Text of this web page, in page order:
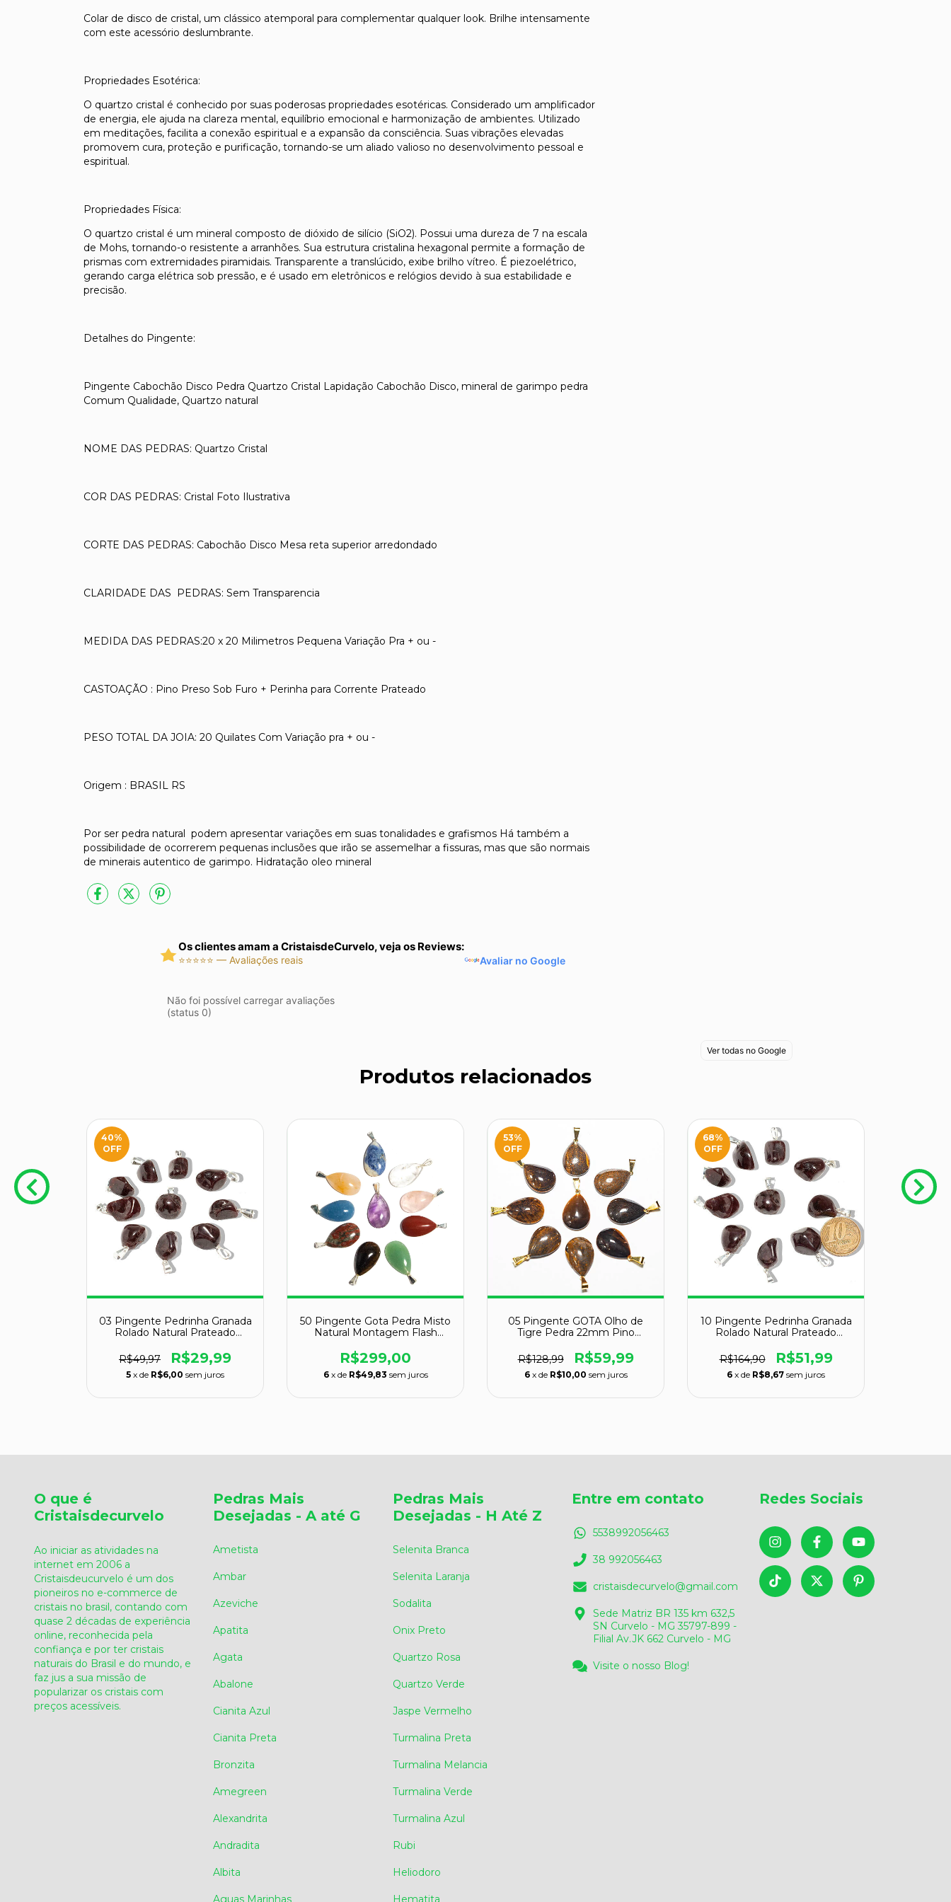
Colar de disco de cristal, um clássico atemporal para complementar qualquer look. Brilhe intensamente
com este acessório deslumbrante.
Propriedades Esotérica:
O quartzo cristal é conhecido por suas poderosas propriedades esotéricas. Considerado um amplificador
de energia, ele ajuda na clareza mental, equilíbrio emocional e harmonização de ambientes. Utilizado
em meditações, facilita a conexão espiritual e a expansão da consciência. Suas vibrações elevadas
promovem cura, proteção e purificação, tornando-se um aliado valioso no desenvolvimento pessoal e
espiritual.
Propriedades Física:
O quartzo cristal é um mineral composto de dióxido de silício (SiO2). Possui uma dureza de 7 na escala
de Mohs, tornando-o resistente a arranhões. Sua estrutura cristalina hexagonal permite a formação de
prismas com extremidades piramidais. Transparente a translúcido, exibe brilho vítreo. É piezoelétrico,
gerando carga elétrica sob pressão, e é usado em eletrônicos e relógios devido à sua estabilidade e
precisão.
Detalhes do Pingente:
Pingente Cabochão Disco Pedra Quartzo Cristal Lapidação Cabochão Disco, mineral de garimpo pedra
Comum Qualidade, Quartzo natural
NOME DAS PEDRAS: Quartzo Cristal
COR DAS PEDRAS: Cristal Foto Ilustrativa
CORTE DAS PEDRAS: Cabochão Disco Mesa reta superior arredondado
CLARIDADE DAS PEDRAS: Sem Transparencia
MEDIDA DAS PEDRAS:20 x 20 Milimetros Pequena Variação Pra + ou -
CASTOAÇÃO : Pino Preso Sob Furo + Perinha para Corrente Prateado
PESO TOTAL DA JOIA: 20 Quilates Com Variação pra + ou -
Origem : BRASIL RS
Por ser pedra natural podem apresentar variações em suas tonalidades e grafismos Há também a
possibilidade de ocorrerem pequenas inclusões que irão se assemelhar a fissuras, mas que são normais
de minerais autentico de garimpo. Hidratação oleo mineral
Os clientes amam a CristaisdeCurvelo, veja os Reviews:
⭐⭐⭐⭐⭐ — Avaliações reais Avaliar no Google
Não foi possível carregar avaliações
(status 0)
Ver todas no Google
Produtos relacionados
40%
OFF
03 Pingente Pedrinha Granada
Rolado Natural Prateado
R$49,97
R$29,99
5 x de R$6,00 sem juros
50 Pingente Gota Pedra Misto
Natural Montagem Flash
R$299,00
6 x de R$49,83 sem juros
53%
OFF
05 Pingente GOTA Olho de
Tigre Pedra 22mm Pino
R$128,99
R$59,99
6 x de R$10,00 sem juros
68%
OFF
10 Pingente Pedrinha Granada
Rolado Natural Prateado
R$164,90
R$51,99
6 x de R$8,67 sem juros
O que é
Cristaisdecurvelo
Ao iniciar as atividades na
internet em 2006 a
Cristaisdeucurvelo é um dos
pioneiros no e-commerce de
cristais no brasil, contando com
quase 2 décadas de experiência
online, reconhecida pela
confiança e por ter cristais
naturais do Brasil e do mundo, e
faz jus a sua missão de
popularizar os cristais com
preços acessíveis.
Pedras Mais
Desejadas - A até G
Ametista
Ambar
Azeviche
Apatita
Agata
Abalone
Cianita Azul
Cianita Preta
Bronzita
Amegreen
Alexandrita
Andradita
Albita
Aguas Marinhas
Pedras Mais
Desejadas - H Até Z
Selenita Branca
Selenita Laranja
Sodalita
Onix Preto
Quartzo Rosa
Quartzo Verde
Jaspe Vermelho
Turmalina Preta
Turmalina Melancia
Turmalina Verde
Turmalina Azul
Rubi
Heliodoro
Hematita
Entre em contato
5538992056463
38 992056463
cristaisdecurvelo@gmail.com
Sede Matriz BR 135 km 632,5
SN Curvelo - MG 35797-899 -
Filial Av.JK 662 Curvelo - MG
Visite o nosso Blog!
Redes Sociais